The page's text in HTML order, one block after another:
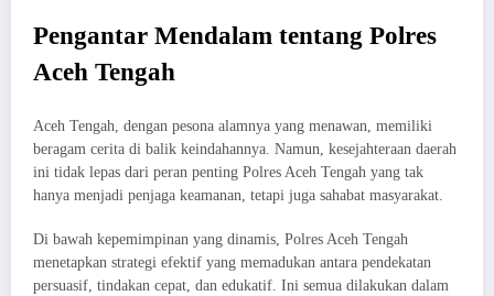
Pengantar Mendalam tentang Polres
Aceh Tengah
Aceh Tengah, dengan pesona alamnya yang menawan, memiliki
beragam cerita di balik keindahannya. Namun, kesejahteraan daerah
ini tidak lepas dari peran penting Polres Aceh Tengah yang tak
hanya menjadi penjaga keamanan, tetapi juga sahabat masyarakat.
Di bawah kepemimpinan yang dinamis, Polres Aceh Tengah
menetapkan strategi efektif yang memadukan antara pendekatan
persuasif, tindakan cepat, dan edukatif. Ini semua dilakukan dalam